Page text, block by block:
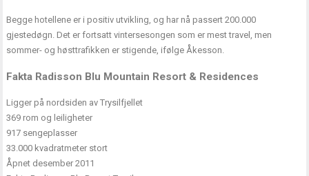
Begge hotellene er i positiv utvikling, og har nå passert 200.000
gjestedøgn. Det er fortsatt vintersesongen som er mest travel, men
sommer- og høsttrafikken er stigende, ifølge Åkesson.
Fakta Radisson Blu Mountain Resort & Residences
Ligger på nordsiden av Trysilfjellet
369 rom og leiligheter
917 sengeplasser
33.000 kvadratmeter stort
Åpnet desember 2011